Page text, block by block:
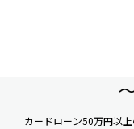
カードローン50万円以